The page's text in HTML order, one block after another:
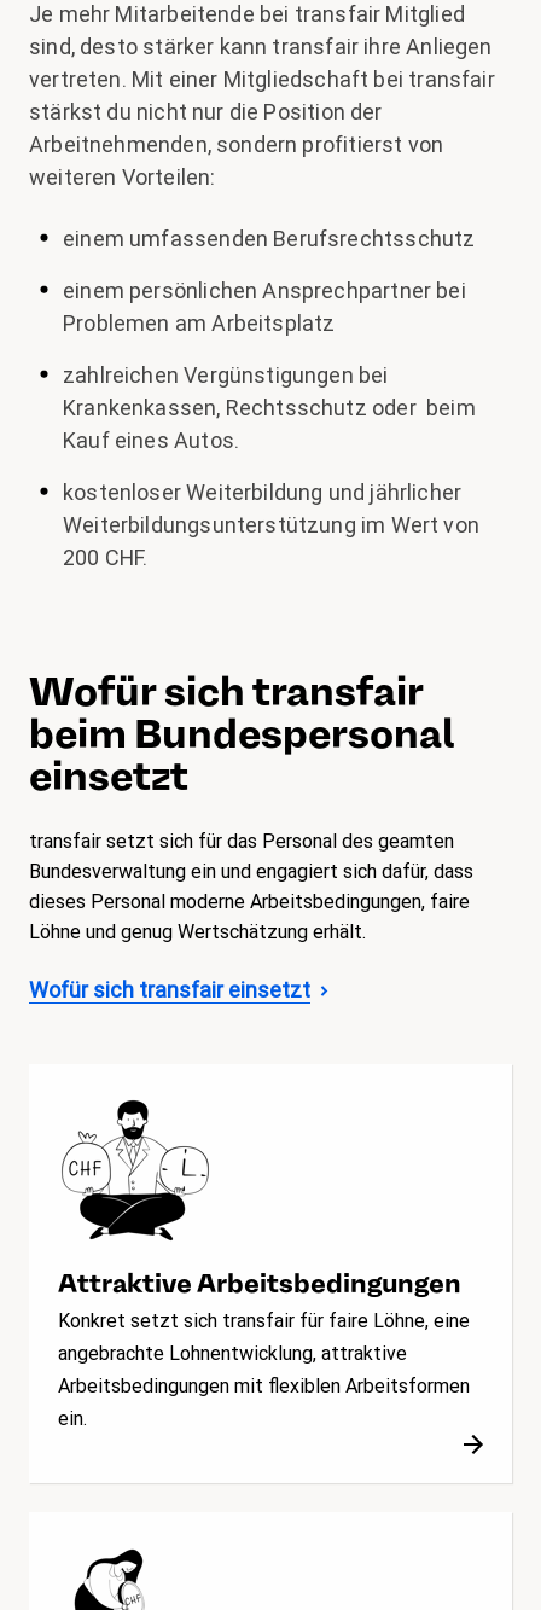
Je mehr Mitarbeitende bei transfair Mitglied
sind, desto stärker kann transfair ihre Anliegen
vertreten. Mit einer Mitgliedschaft bei transfair
stärkst du nicht nur die Position der
Arbeitnehmenden, sondern profitierst von
weiteren Vorteilen:
einem umfassenden Berufsrechtsschutz
einem persönlichen Ansprechpartner bei
Problemen am Arbeitsplatz
zahlreichen Vergünstigungen bei
Krankenkassen, Rechtsschutz oder beim
Kauf eines Autos.
kostenloser Weiterbildung und jährlicher
Weiterbildungsunterstützung im Wert von
200 CHF.
Wofür sich transfair
beim Bundespersonal
einsetzt
transfair setzt sich für das Personal des geamten
Bundesverwaltung ein und engagiert sich dafür, dass
dieses Personal moderne Arbeitsbedingungen, faire
Löhne und genug Wertschätzung erhält.
Wofür sich transfair einsetzt
Attraktive Arbeitsbedingungen
Konkret setzt sich transfair für faire Löhne, eine
angebrachte Lohnentwicklung, attraktive
Arbeitsbedingungen mit flexiblen Arbeitsformen
ein.